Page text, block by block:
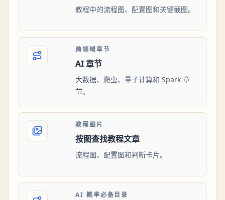
教程中的流程图、配置图和关键截图。
跨领域章节
AI 章节
大数据、爬虫、量子计算和 Spark 章
节。
教程图片
按图查找教程文章
流程图、配置图和判断卡片。
AI 概率必备目录